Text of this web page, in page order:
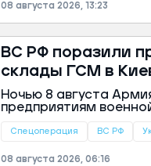
08 августа 2026, 13:23
ВС РФ поразили
склады ГСМ в
Ночью 8 августа
предприятиям
Спецоперация ВС РФ
08 августа 2026, 06:16